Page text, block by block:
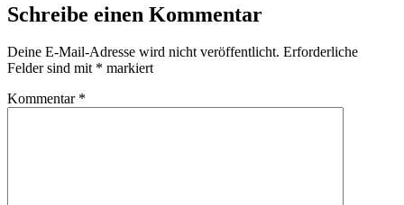
Schreibe einen Kommentar
Deine E-Mail-Adresse wird nicht veröffentlicht. Erforderliche
Felder sind mit * markiert
Kommentar *